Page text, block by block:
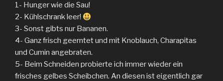
1- Hunger wie die Sau!
2- Kühlschrank leer!
3- Sonst gibts nur Bananen.
4- Ganz frisch geerntet und mit Knoblauch, Charapitas
und Cumin angebraten.
5- Beim Schneiden probierte ich immer wieder ein
frisches gelbes Scheibchen. An diesen ist eigentlich gar